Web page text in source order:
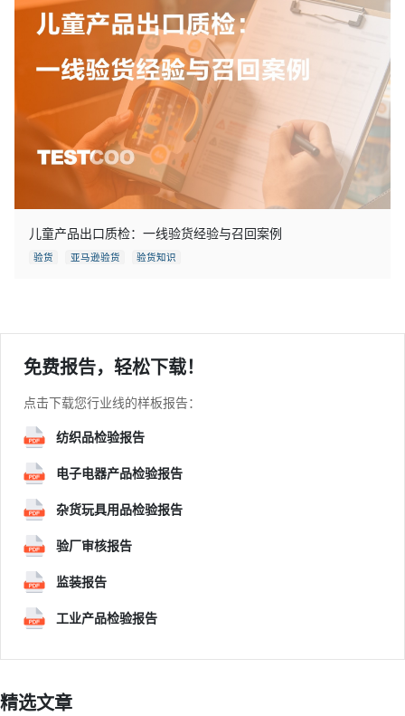
儿童产品出口质检：一线验货经验与召回案例
验货 亚马逊验货 验货知识
免费报告，轻松下载！
点击下载您行业线的样板报告：
纺织品检验报告
电子电器产品检验报告
杂货玩具用品检验报告
验厂审核报告
监装报告
工业产品检验报告
精选文章